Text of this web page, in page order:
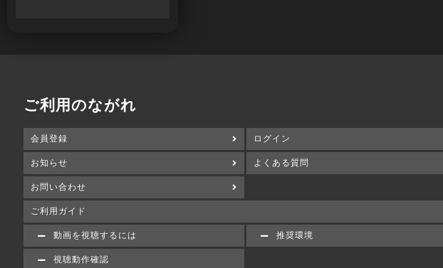
ご利用のながれ
会員登録 ログイン
お知らせ よくある質問
お問い合わせ
ご利用ガイド
動画を視聴するには 推奨環境
視聴動作確認